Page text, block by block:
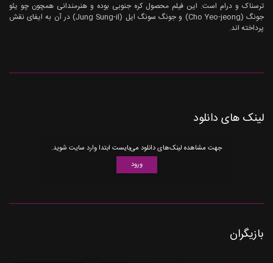
ترسناک و درام است. این فیلم محصول کره جنوبی بوده و هنرمندانی همچون چو یئو
جونگ (Cho Yeo-jeong) و جونگ سونگ ایل (Jung Sung-il) در آن به ایفای نقش
پرداخته اند.
لینک های دانلود
جهت مشاهده لینک‌های دانلود می‌بایست ابتدا وارد سایت شوید.
ورود
بازیگران